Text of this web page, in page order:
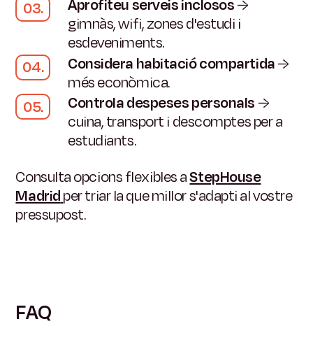
Aprofiteu serveis inclosos→
gimnàs, wifi, zones d'estudi i
esdeveniments.
Considera habitació compartida→
més econòmica.
Controla despeses personals→
cuina, transport i descomptes per a
estudiants.
Consulta opcions flexibles aStepHouse
Madridper triar la que millor s'adapti al vostre
pressupost.
FAQ